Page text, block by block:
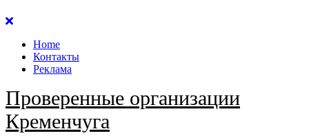
Перейти
содержанию
Home
Контакты
Реклама
Проверенные организации
Кременчуга